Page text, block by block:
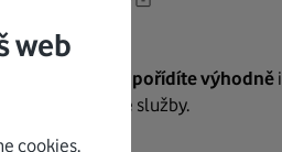
pořídíte výhodněi
další naše služby.
web
cookies.